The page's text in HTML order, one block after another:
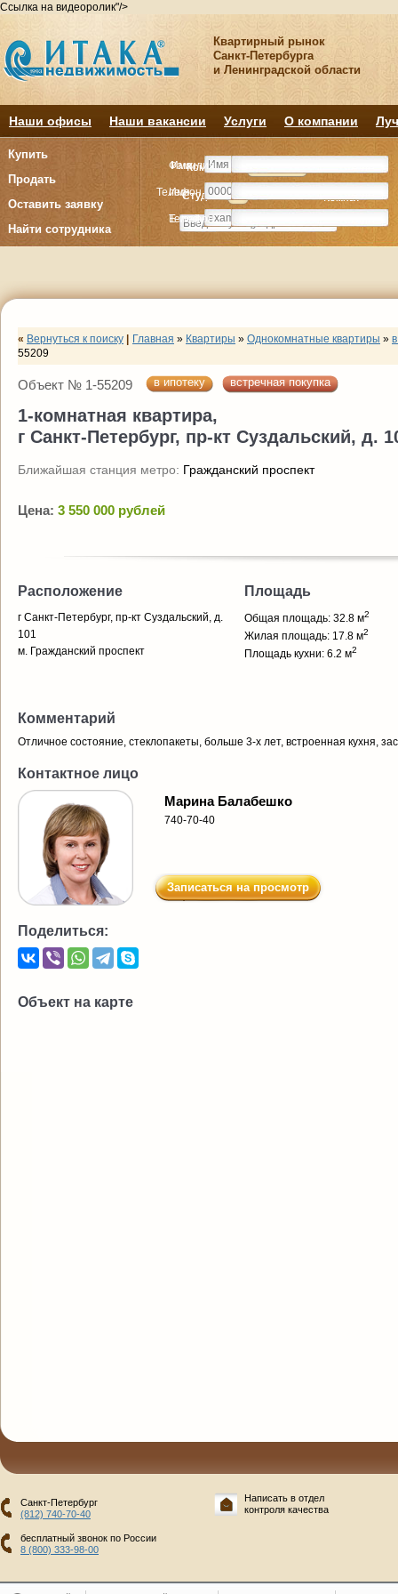
Ссылка на видеоролик"/>
Квартирный рынок
Санкт-Петербурга
и Ленинградской области
Наши офисы Наши вакансии Услуги О компании
Купить
Продать
Оставить заявку
Найти сотрудника
Комнату
Студия Комнат
Комнату
Студия Комнат
Имя
Телефон
E-mail
Фамилия
Имя
Телефон
« Вернуться к поиску Главная » Квартиры » Однокомнатные квартиры »
55209
Объект № 1-55209 в ипотеку встречная покупка
1-комнатная квартира,
г Санкт-Петербург, пр-кт Суздальский, д.
Ближайшая станция метро: Гражданский проспект
Цена: 3 550 000 рублей
Расположение
г Санкт-Петербург, пр-кт Суздальский, д.
101
м. Гражданский проспект
Площадь
Общая площадь: 32.8 м2
Жилая площадь: 17.8 м2
Площадь кухни: 6.2 м2
Комментарий
Отличное состояние, стеклопакеты, больше 3-х лет, встроенная кухня,
Контактное лицо
Марина Балабешко
740-70-40
Записаться на просмотр
Поделиться:
Объект на карте
Санкт-Петербург
(812) 740-70-40
бесплатный звонок по России
8 (800) 333-98-00
Написать в отдел
контроля качества